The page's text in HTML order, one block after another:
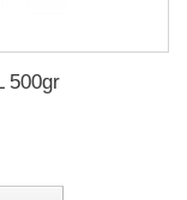
500gr